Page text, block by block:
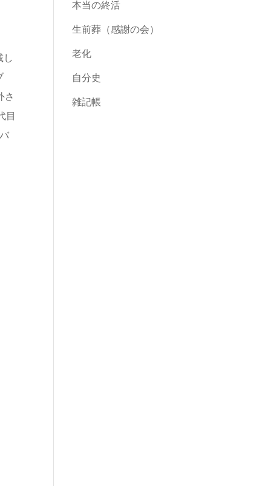
し
さ
目
本当の終活
生前葬（感謝の会）
老化
自分史
雑記帳